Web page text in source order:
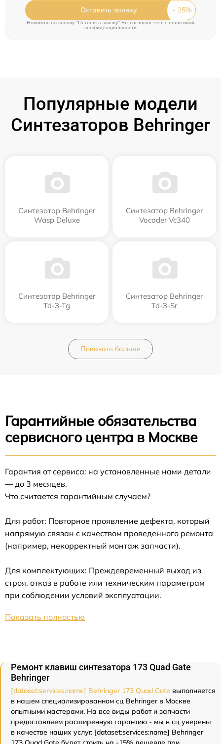
Оставить заявку
Нажимая на кнопку "Оставить заявку" Вы соглашаетесь c политикой
конфиденциальности
Популярные модели
Синтезаторов Behringer
Синтезатор Behringer
Wasp Deluxe
Синтезатор Behringer
Vocoder Vc340
Синтезатор Behringer
Td-3-Tg
Синтезатор Behringer
Td-3-Sr
Показать больше
Гарантийные обязательства
сервисного центра в Москве
Гарантия от сервиса: на установленные нами детали
— до 3 месяцев.
Что считается гарантийным случаем?
Для работ: Повторное проявление дефекта, который
напрямую связан с качеством проведенного ремонта
(например, некорректный монтаж запчасти).
Для комплектующих: Преждевременный выход из
строя, отказ в работе или техническим параметрам
при соблюдении условий эксплуатации.
Показать полностью
Ремонт клавиш синтезатора 173 Quad Gate
Behringer
[dataset:services:name] Behringer 173 Quad Gate выполняется
в нашем специализированном сц Behringer в Москве
опытными мастерами. На все виды работ и запчасти
предоставляем расширенную гарантию - мы в сц уверены
в качестве наших услуг. [dataset:services:name] Behringer